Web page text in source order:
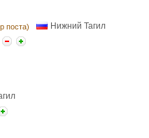
поста) Нижний Тагил